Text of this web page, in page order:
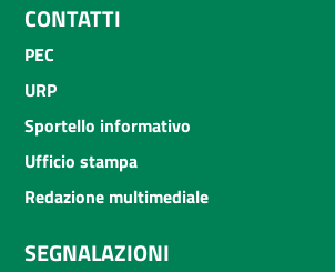
CONTATTI
PEC
URP
Sportello informativo
Ufficio stampa
Redazione multimediale
SEGNALAZIONI